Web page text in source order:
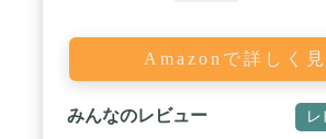
Amazonで詳しく見
みんなのレビュー レ